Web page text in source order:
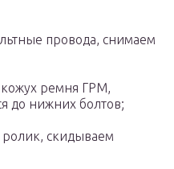
провода, снимаем
ремня ГРМ,
до нижних болтов;
скидываем